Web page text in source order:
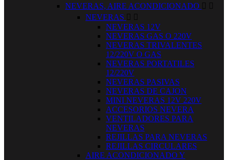
NEVERAS, AIRE ACONDICIONADO  
NEVERAS  
NEVERAS 12V
NEVERAS GAS O 220V
NEVERAS TRIVALENTES
12/220V O GAS
NEVERAS PORTATILES
12/220V
NEVERAS PASIVAS
NEVERAS DE CAJON
MINI NEVERAS 12V 220V
ACCESORIOS NEVERA
VENTILADORES PARA
NEVERAS
REJILLAS PARA NEVERAS
REJILLAS CIRCULARES
AIRE ACONDICIONADO Y